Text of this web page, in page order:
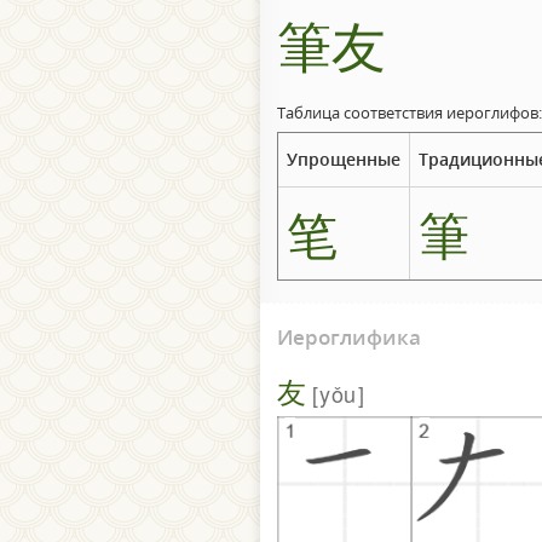
筆友
Таблица соответствия иероглифов:
Упрощенные
笔 筆
Иероглифика
友 yǒu